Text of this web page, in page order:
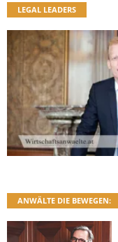
LEGAL LEADERS
ANWÄLTE DIE BEWEGEN: